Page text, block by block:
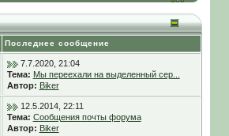
Последнее сообщение
7.7.2020, 21:04
Тема: Мы переехали на выделенный сер...
Автор: Biker
12.5.2014, 22:11
Тема: Сообщения почты форума
Автор: Biker